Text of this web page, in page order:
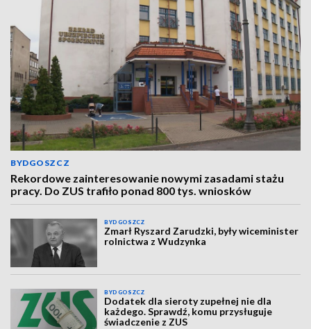
BYDGOSZCZ
Rekordowe zainteresowanie nowymi zasadami stażu
pracy. Do ZUS trafiło ponad 800 tys. wniosków
BYDGOSZCZ
Zmarł Ryszard Zarudzki, były wiceminister
rolnictwa z Wudzynka
BYDGOSZCZ
Dodatek dla sieroty zupełnej nie dla
każdego. Sprawdź, komu przysługuje
świadczenie z ZUS